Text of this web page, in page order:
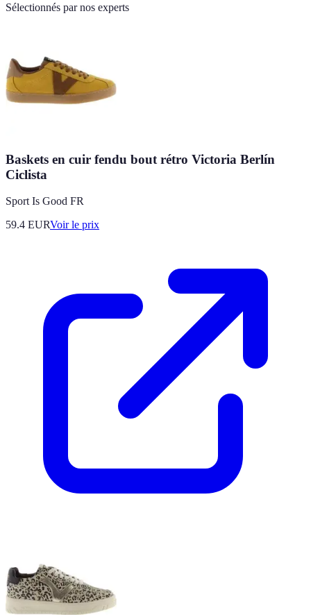
Sélectionnés par nos experts
Baskets en cuir fendu bout rétro Victoria Berlín
Ciclista
Sport Is Good FR
59.4 EURVoir le prix